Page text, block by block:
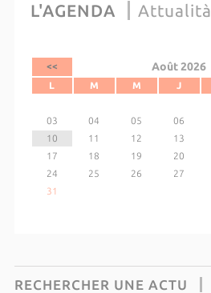
L'AGENDA Attualità
<< Août 2026
L
M M J
03
04 05 06
10
11 12 13
17
18 19 20
24
25 26 27
31
RECHERCHER UNE ACTU